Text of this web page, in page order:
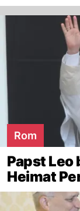
Rom
Papst
Heimat